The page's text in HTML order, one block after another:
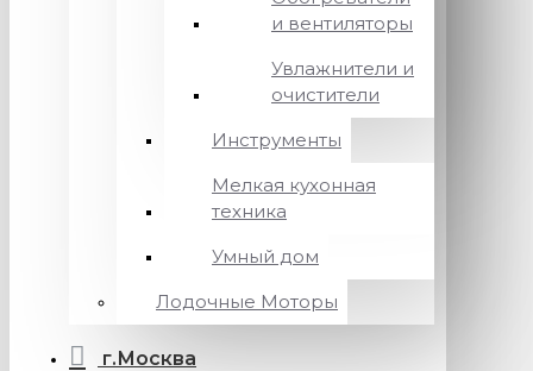
и вентиляторы
Увлажнители и
очистители
Инструменты
Мелкая кухонная
техника
Умный дом
Лодочные Моторы
г.Москва